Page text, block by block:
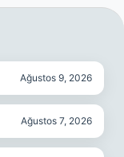
Ağustos 9, 2026
Ağustos 7, 2026